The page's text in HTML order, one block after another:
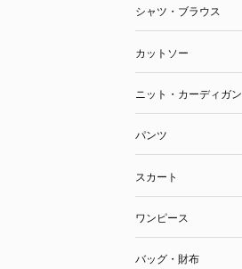
シャツ・ブラウス
カットソー
ニット・カーディガン
パンツ
スカート
ワンピース
バッグ・財布